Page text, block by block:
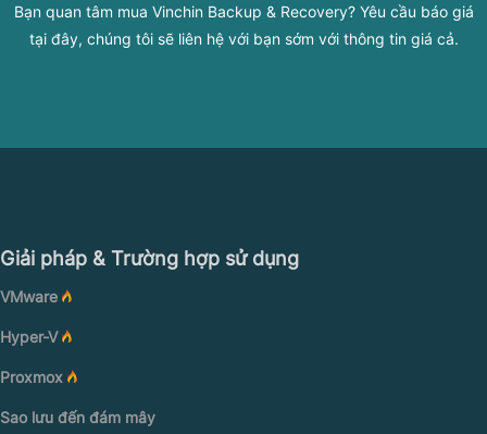
Bạn quan tâm mua Vinchin Backup & Recovery? Yêu cầu báo giá
tại đây, chúng tôi sẽ liên hệ với bạn sớm với thông tin giá cả.
Giải pháp & Trường hợp sử dụng
VMware
Hyper-V
Proxmox
Sao lưu đến đám mây